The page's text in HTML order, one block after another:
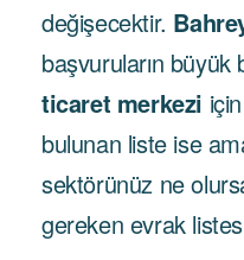
değişecektir.
başvuruların büyük
ticaret merkezi
bulunan liste ise
sektörünüz ne
gereken evrak